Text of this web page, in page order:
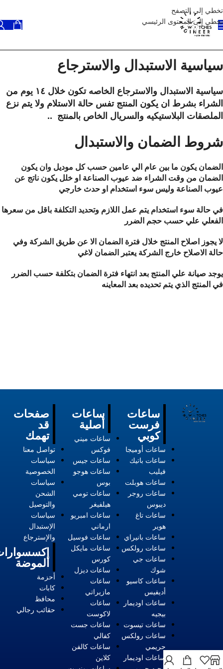
تخطي إلى التصفح
تخطي إلى المحتوى الرئيسي
سياسية الاستبدال والاسترجاع
سياسية الاستبدال والاسترجاع الخاصه تكون خلال ١٤ يوم من
الشراء بشرط ان يكون المنتج تفس حالة الاستلام ولا يتم نزع
الملصقات البلاستيكيه والسريال الخاص بالمنتج ..
شروط الضمان والاستبدال
الضمان يكون ما بين عام الي عامين حسب كل موديل وان يكون
الضمان من وقت الشراء ضد عيوب الصناعة او خلل يكون ناتج عن
عيوب الصناعة وليس سوء استخدام او حدث خارجي
في حالة سوء استخدام يتم عمل اللازم وتحديد التكلفة باقل من سعرها
الفعلي علي حسب حجم الضرر
لا يجوز اصلاح المنتج خلال فترة الضمان الا عن طريق الشركة وفي
حالة الاصلاح خارج الشركة يعتبر الضمان لاغي
يوجد صيانة علي المنتج بعد انتهاء فترة الضمان بتكلفة حسب الضرر
في المنتج الذي يتم تحديده بعد المعاينه
صفحات
قد
تهمك
تواصل معنا
سياسات
الخصوصية
سياسات
الشحن
والتوصيل
سياسات
الإستبدال
والإسترجاع
الموضة
أحزمة
كابات
محافظ
حقائب رجالي
ساعات
أصلية
ساعات ميني
فوكس
ساعات جيس
ساعات هوجو
بوس
ساعات تومي
هيلفيغر
ساعات امبريو
ارماني
ساعات فوسيل
ساعات مايكل
كورس
ساعات ديزل
ساعات
مازيراتي
ساعات
لاكوست
ساعات جست
كفالي
ساعات كالفن
كلاين
ساعات
فرست
كوبي
ساعات أوميجا
ساعات باتيك
فيليب
ساعات هوبلت
ساعات روجر
ديبوس
ساعات تاغ
هوير
ساعات بانيراي
ساعات رولكس
ساعات جي
شوك
ساعات كاسيو
أديفيس
ساعات اوديمار
بيجيه
ساعات تيسوت
ساعات رولكس
حريمي
ساعات اوديمار